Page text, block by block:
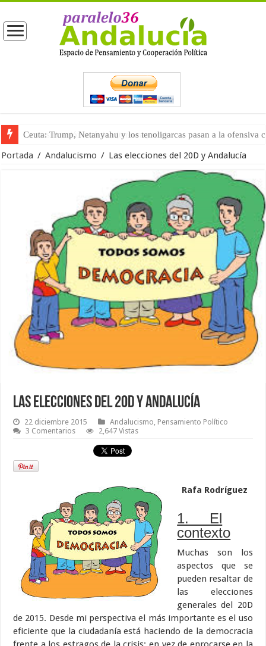
La masificación turística (tercera parte)
Portada / Andalucismo / Las elecciones del 20D y Andalucía
Las elecciones del 20D y Andalucía
22 diciembre 2015 Andalucismo Pensamiento Político
3 Comentarios
2,647 Vistas
Rafa Rodríguez
1. El
contexto
Muchas son los
aspectos que se
pueden resaltar de
las elecciones
generales del 20D
de 2015. Desde mi perspectiva el más importante es el uso
eficiente que la ciudadanía está haciendo de la democracia